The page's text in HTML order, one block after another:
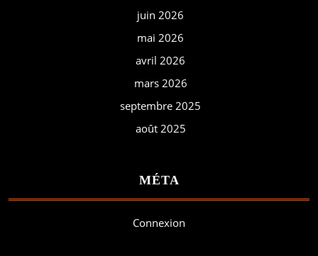
juin 2026
mai 2026
avril 2026
mars 2026
septembre 2025
août 2025
MÉTA
Connexion